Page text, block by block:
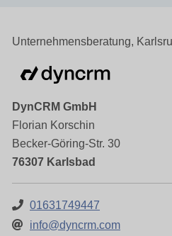
Unternehmensberatung,
DynCRM GmbH
Florian Korschin
Becker-Göring-Str. 30
76307 Karlsbad
01631749447
info@dyncrm.com